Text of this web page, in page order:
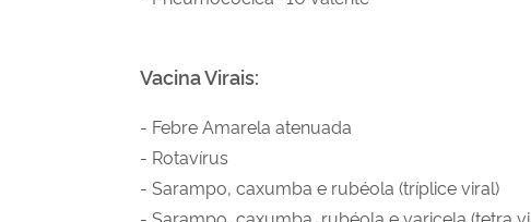
Vacina Virais:
- Febre Amarela atenuada
- Rotavírus
- Sarampo, caxumba e rubéola (tríplice viral)